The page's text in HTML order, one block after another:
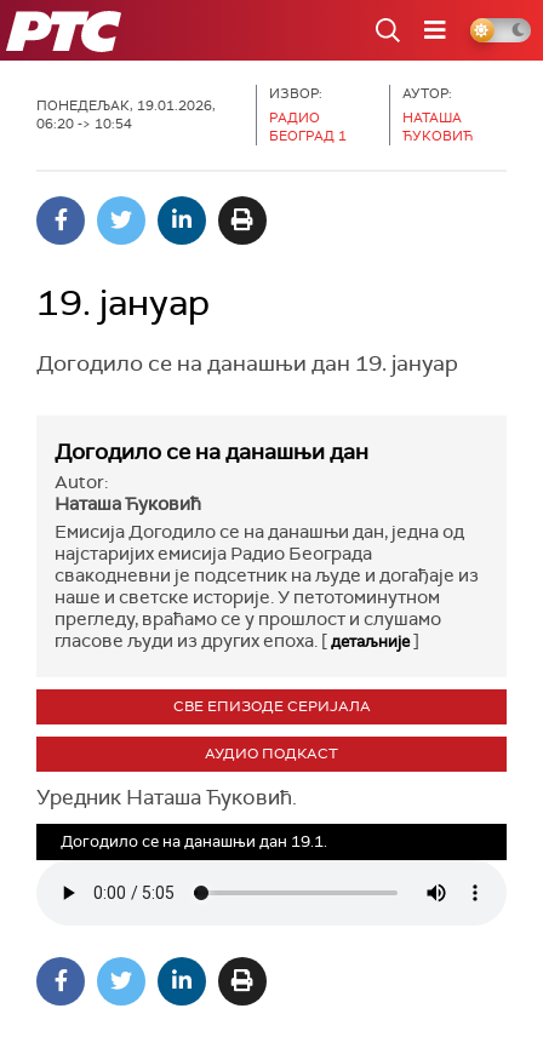
РТС
ПОНЕДЕЉАК, 19.01.2026,
06:20 -> 10:54
ИЗВОР:
РАДИО
БЕОГРАД 1
АУТОР:
НАТАША
ЋУКОВИЋ
19. јануар
Догодило се на данашњи дан 19. јануар
Догодило се на данашњи дан
Autor:
Наташа Ћуковић
Емисија Догодило се на данашњи дан, једна од
најстаријих емисија Радио Београда
свакодневни је подсетник на људе и догађаје из
наше и светске историје. У петотоминутном
прегледу, враћамо се у прошлост и слушамо
гласове људи из других епоха. [детаљније]
СВЕ ЕПИЗОДЕ СЕРИЈАЛА
АУДИО ПОДКАСТ
Уредник Наташа Ћуковић.
Догодило се на данашњи дан 19.1.